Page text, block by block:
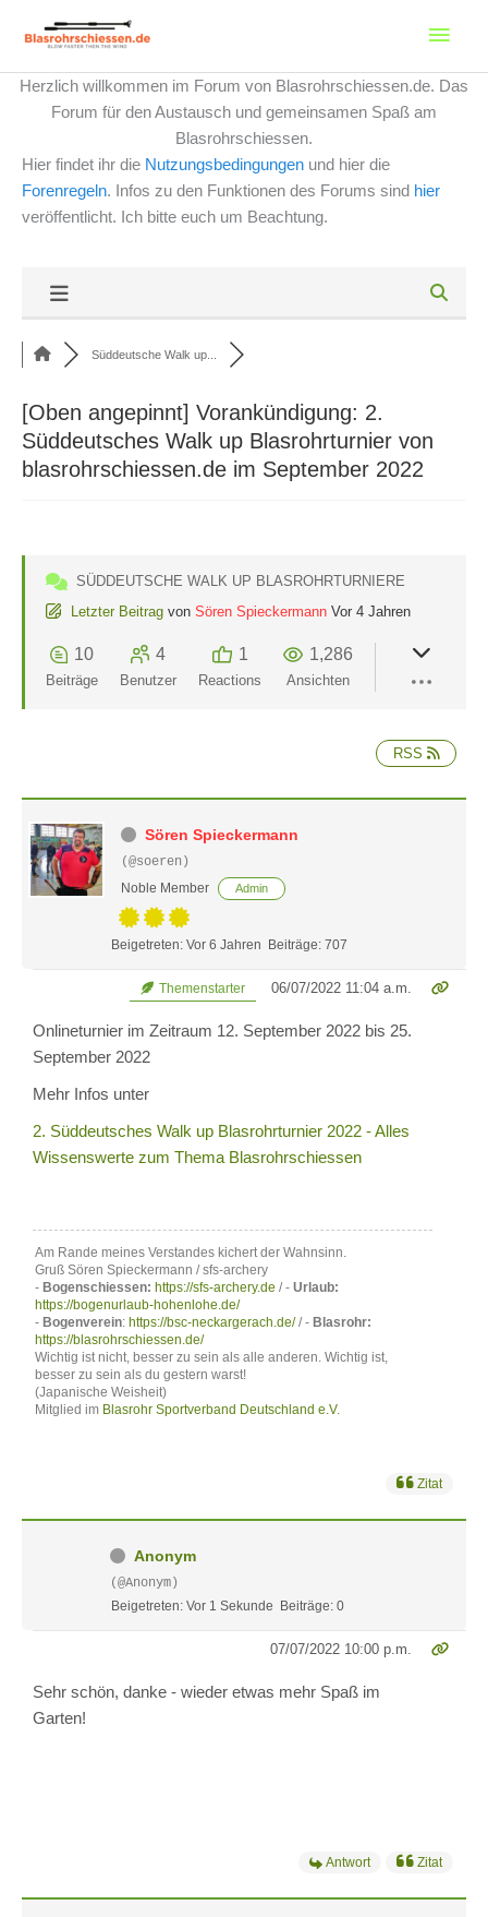
Inhalt
Herzlich willkommen im Forum von Blasrohrschiessen.de. Das
Forum für den Austausch und gemeinsamen Spaß am
Blasrohrschiessen.
Hier findet ihr die Nutzungsbedingungen und hier die
Forenregeln. Infos zu den Funktionen des Forums sind hier
veröffentlicht. Ich bitte euch um Beachtung.
Süddeutsche Walk up...
[Oben angepinnt] Vorankündigung: 2.
Süddeutsches Walk up Blasrohrturnier von
blasrohrschiessen.de im September 2022
SÜDDEUTSCHE WALK UP BLASROHRTURNIERE
Letzter Beitrag von Sören Spieckermann Vor 4 Jahren
10
Beiträge
4
Benutzer
1
Reactions
1,286
Ansichten
RSS
Sören Spieckermann
(@soeren)
Noble Member
Admin
Beigetreten: Vor 6 Jahren Beiträge: 707
Themenstarter 06/07/2022 11:04 a.m.
Onlineturnier im Zeitraum 12. September 2022 bis 25.
September 2022
Mehr Infos unter
2. Süddeutsches Walk up Blasrohrturnier 2022 - Alles
Wissenswerte zum Thema Blasrohrschiessen
Am Rande meines Verstandes kichert der Wahnsinn.
Gruß Sören Spieckermann / sfs-archery
- Bogenschiessen: https://sfs-archery.de / - Urlaub:
https://bogenurlaub-hohenlohe.de/
- Bogenverein: https://bsc-neckargerach.de// - Blasrohr:
https://blasrohrschiessen.de/
Wichtig ist nicht, besser zu sein als alle anderen. Wichtig ist,
besser zu sein als du gestern warst!
(Japanische Weisheit)
Mitglied im Blasrohr Sportverband Deutschland e.V.
Zitat
Anonym
(@Anonym)
Beigetreten: Vor 1 Sekunde Beiträge: 0
07/07/2022 10:00 p.m.
Sehr schön, danke - wieder etwas mehr Spaß im
Garten!
Antwort Zitat